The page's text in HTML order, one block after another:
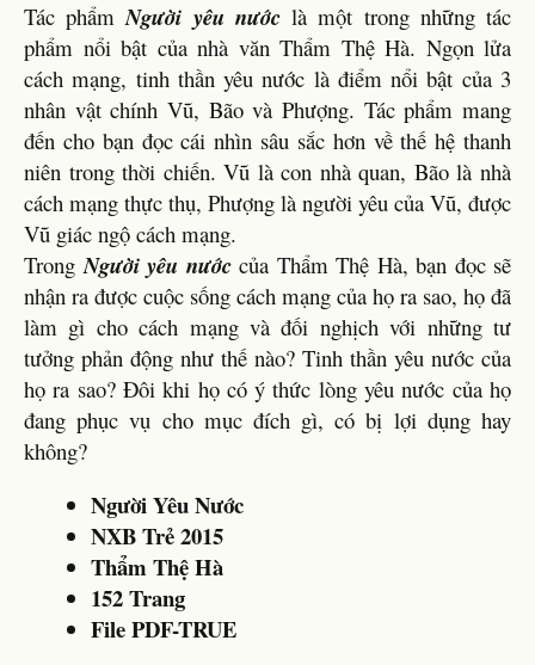
Tác phẩmNgười yêu nướclà một trong những tác
phẩm nổi bật của nhà văn Thẩm Thệ Hà. Ngọn lửa
cách mạng, tinh thần yêu nước là điểm nổi bật của 3
nhân vật chính Vũ, Bão và Phượng. Tác phẩm mang
đến cho bạn đọc cái nhìn sâu sắc hơn về thế hệ thanh
niên trong thời chiến. Vũ là con nhà quan, Bão là nhà
cách mạng thực thụ, Phượng là người yêu của Vũ, được
Vũ giác ngộ cách mạng.
TrongNgười yêu nướccủa Thẩm Thệ Hà, bạn đọc sẽ
nhận ra được cuộc sống cách mạng của họ ra sao, họ đã
làm gì cho cách mạng và đối nghịch với những tư
tưởng phản động như thế nào? Tinh thần yêu nước của
họ ra sao? Đôi khi họ có ý thức lòng yêu nước của họ
đang phục vụ cho mục đích gì, có bị lợi dụng hay
không?
Người Yêu Nước
NXB Trẻ 2015
Thẩm Thệ Hà
152 Trang
File PDF-TRUE